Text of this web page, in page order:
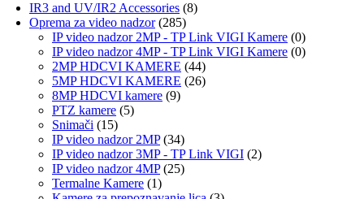
IR3 and UV/IR2 Accessories (8)
Oprema za video nadzor (285)
IP video nadzor 2MP - TP Link VIGI Kamere (0)
IP video nadzor 4MP - TP Link VIGI Kamere (0)
2MP HDCVI KAMERE (44)
5MP HDCVI KAMERE (26)
8MP HDCVI kamere (9)
PTZ kamere (5)
Snimači (15)
IP video nadzor 2MP (34)
IP video nadzor 3MP - TP Link VIGI (2)
IP video nadzor 4MP (25)
Termalne Kamere (1)